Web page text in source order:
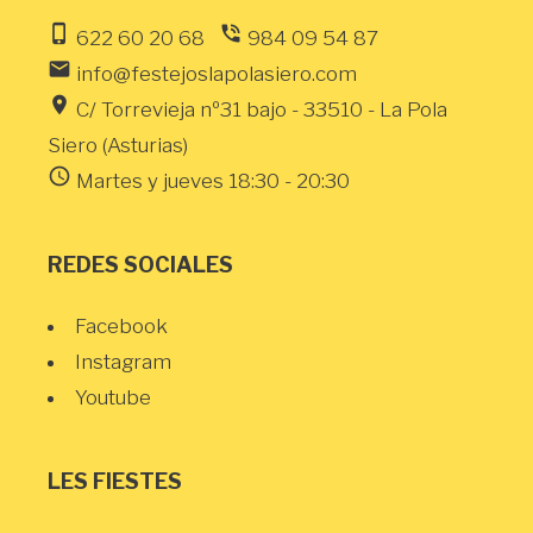
phone_iphone 622 60 20 68 phone_in_talk 984 09 54 87
email info@festejoslapolasiero.com
location_on C/ Torrevieja nº31 bajo - 33510 - La Pola
Siero (Asturias)
schedule Martes y jueves 18:30 - 20:30
REDES SOCIALES
Facebook
Instagram
Youtube
LES FIESTES